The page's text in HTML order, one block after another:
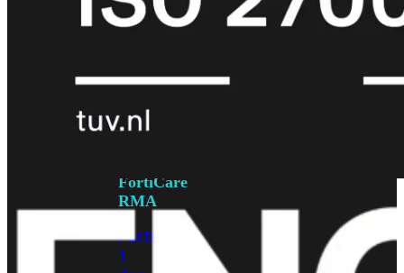
Support
PremiumFortiCare
Elite
Upgrades
FortiCare
RMA
FortiCare
1